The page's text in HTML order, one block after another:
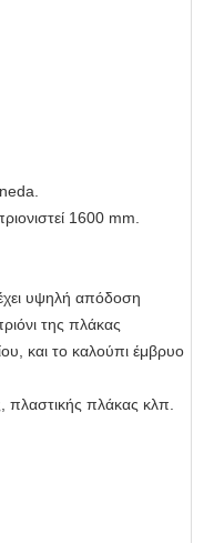
1600 mm.
υψηλή απόδοση
της πλάκας
και το καλούπι έμβρυο
πλαστικής πλάκας κλπ.